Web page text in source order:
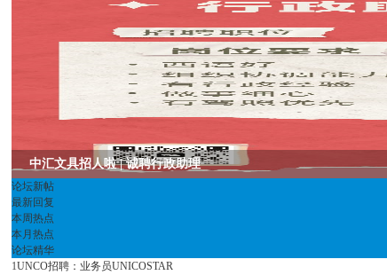
班
中汇文具招人啦 | 诚聘行政助理
论坛新帖
最新回复
本周热点
本月热点
论坛精华
1UNCO招聘：业务员UNICOSTAR